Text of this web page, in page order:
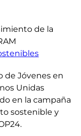
de la
de Jóvenes en
Unidas
en la campaña
sostenible y